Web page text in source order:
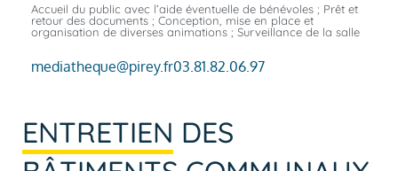
Accueil du public avec l’aide éventuelle de bénévoles ; Prêt et
retour des documents ; Conception, mise en place et
organisation de diverses animations ; Surveillance de la salle
mediatheque@pirey.fr03.81.82.06.97
ENTRETIEN DES